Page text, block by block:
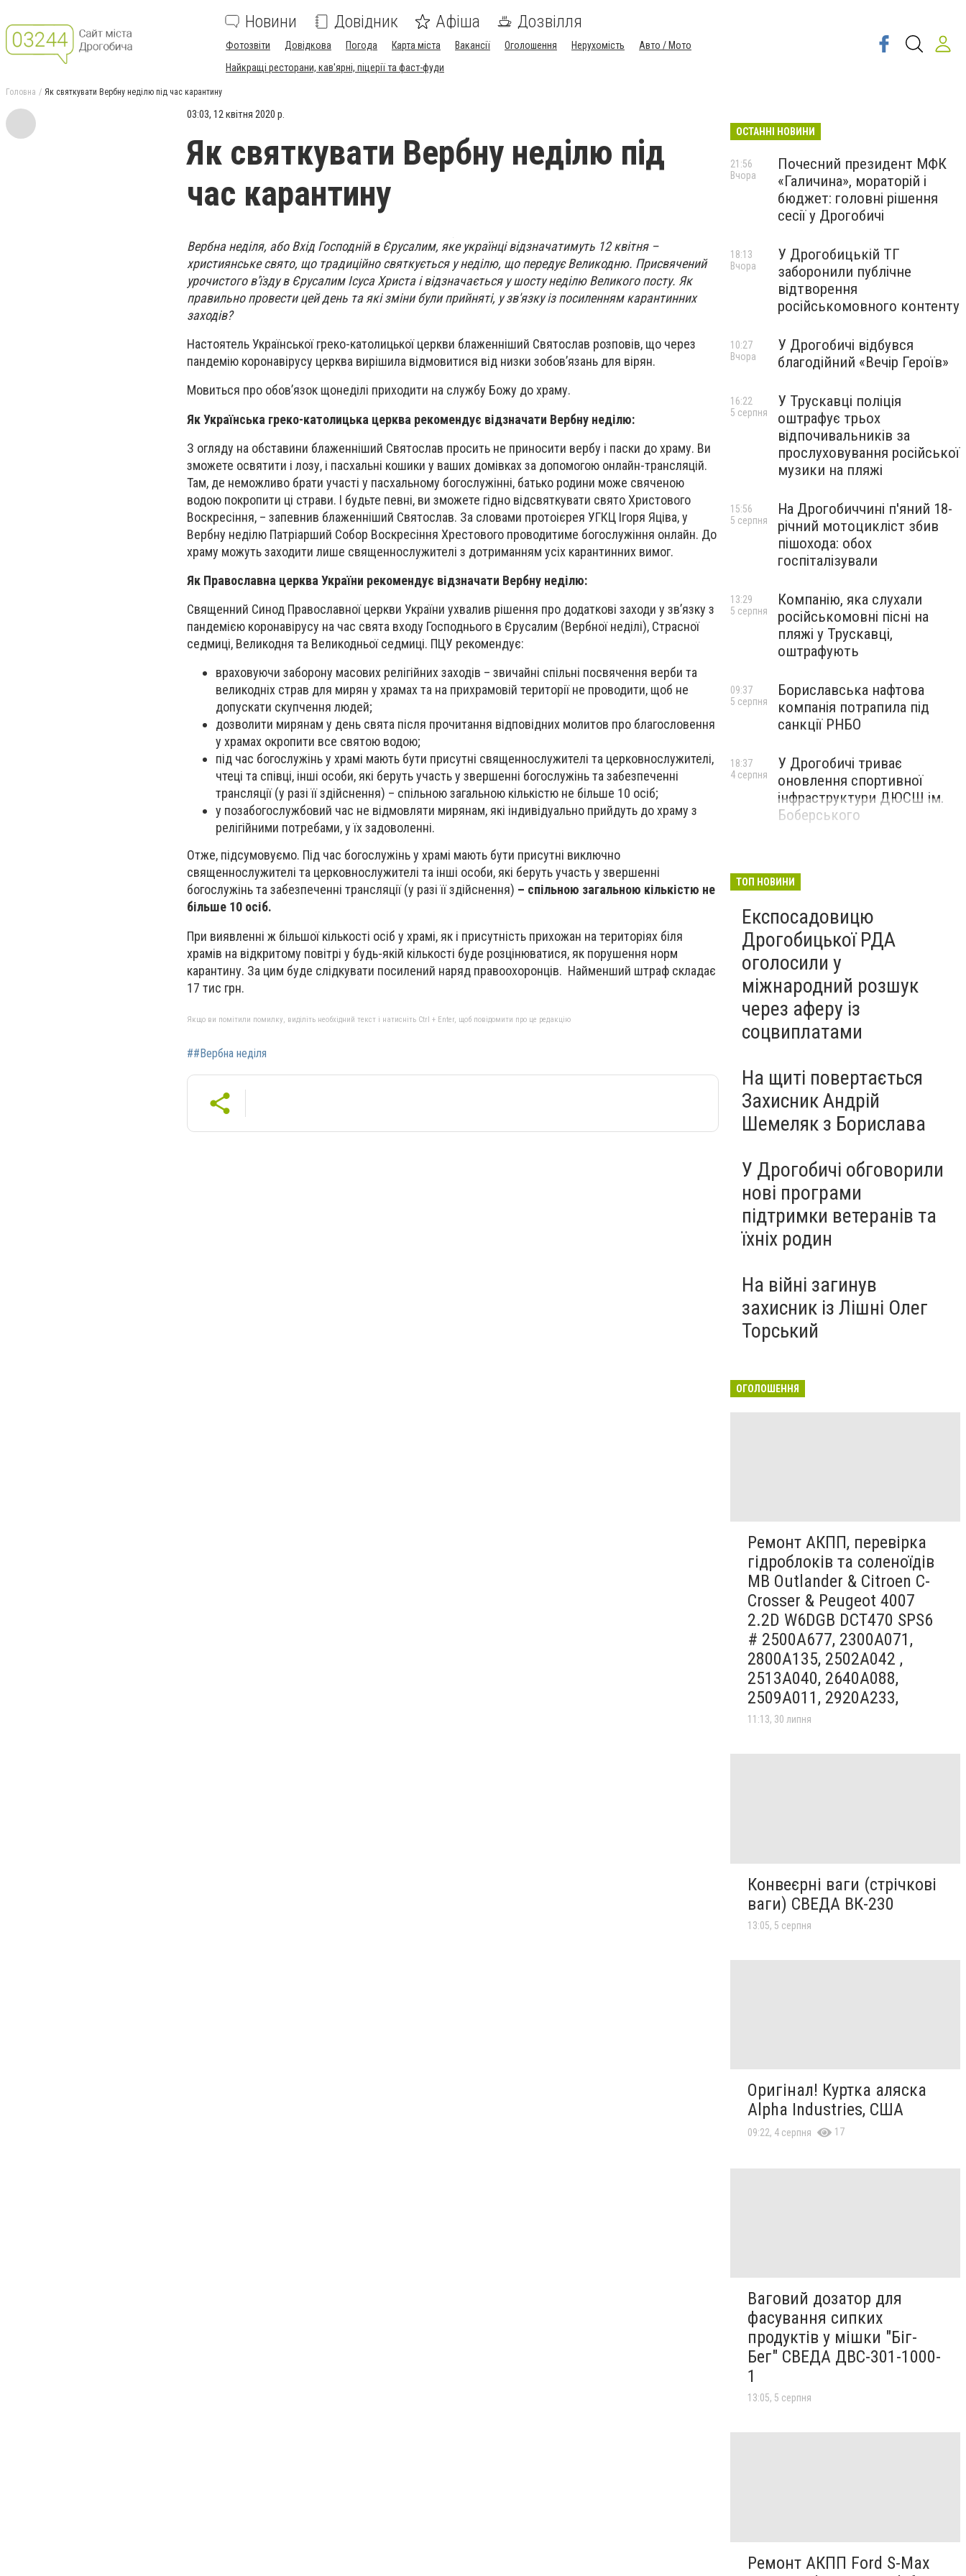
Новини Довідник Афіша Дозвілля
Фотозвіти Довідкова Погода Карта міста Вакансії Оголошення Нерухомість
Авто / Мото
Найкращі ресторани, кав'ярні, піцерії та фаст-фуди
Головна Як святкувати Вербну неділю під час карантину
03:03, 12 квітня 2020 р.
Як святкувати Вербну неділю під
час карантину
Вербна неділя, або Вхід Господній в Єрусалим, яке українці відзначатимуть 12 квітня –
християнське свято, що традиційно святкується у неділю, що передує Великодню. Присвячений
урочистого в'їзду в Єрусалим Ісуса Христа і відзначається у шосту неділю Великого посту. Як
правильно провести цей день та які зміни були прийняті, у зв'язку із посиленням карантинних
заходів?
Настоятель Української греко-католицької церкви блаженніший Святослав розповів, що через
пандемію коронавірусу церква вирішила відмовитися від низки зобов’язань для вірян.
Мовиться про обов’язок щонеділі приходити на службу Божу до храму.
Як Українська греко-католицька церква рекомендує відзначати Вербну неділю:
З огляду на обставини блаженніший Святослав просить не приносити вербу і паски до храму. Ви
зможете освятити і лозу, і пасхальні кошики у ваших домівках за допомогою онлайн-трансляцій.
Там, де неможливо брати участі у пасхальному богослужінні, батько родини може свяченою
водою покропити ці страви. І будьте певні, ви зможете гідно відсвяткувати свято Христового
Воскресіння, – запевнив блаженніший Святослав. За словами протоієрея УГКЦ Ігоря Яціва, у
Вербну неділю Патріарший Собор Воскресіння Хрестового проводитиме богослужіння онлайн. До
храму можуть заходити лише священнослужителі з дотриманням усіх карантинних вимог.
Як Православна церква України рекомендує відзначати Вербну неділю:
Священний Синод Православної церкви України ухвалив рішення про додаткові заходи у зв’язку з
пандемією коронавірусу на час свята входу Господнього в Єрусалим (Вербної неділі), Страсної
седмиці, Великодня та Великодньої седмиці. ПЦУ рекомендує:
враховуючи заборону масових релігійних заходів – звичайні спільні посвячення верби та
великодніх страв для мирян у храмах та на прихрамовій території не проводити, щоб не
допускати скупчення людей;
дозволити мирянам у день свята після прочитання відповідних молитов про благословення
у храмах окропити все святою водою;
під час богослужінь у храмі мають бути присутні священнослужителі та церковнослужителі,
чтеці та співці, інші особи, які беруть участь у звершенні богослужінь та забезпеченні
трансляції (у разі її здійснення) – спільною загальною кількістю не більше 10 осіб;
у позабогослужбовий час не відмовляти мирянам, які індивідуально прийдуть до храму з
релігійними потребами, у їх задоволенні.
Отже, підсумовуємо. Під час богослужінь у храмі мають бути присутні виключно
священнослужителі та церковнослужителі та інші особи, які беруть участь у звершенні
богослужінь та забезпеченні трансляції (у разі її здійснення) – спільною загальною кількістю не
більше 10 осіб.
При виявленні ж більшої кількості осіб у храмі, як і присутність прихожан на територіях біля
храмів на відкритому повітрі у будь-якій кількості буде розцінюватися, як порушення норм
карантину. За цим буде слідкувати посилений наряд правоохоронців. Найменший штраф складає
17 тис грн.
Якщо ви помітили помилку, виділіть необхідний текст і натисніть Ctrl + Enter, щоб повідомити про це редакцію
##Вербна неділя
ОСТАННІ НОВИНИ
Почесний президент МФК
«Галичина», мораторій і
бюджет: головні рішення
сесії у Дрогобичі
21:56
Вчора
У Дрогобицькій ТГ
заборонили публічне
відтворення
російськомовного контенту
18:13
Вчора
У Дрогобичі відбувся
благодійний «Вечір Героїв»
10:27
Вчора
У Трускавці поліція
оштрафує трьох
відпочивальників за
прослуховування російської
музики на пляжі
16:22
5 серпня
На Дрогобиччині п'яний 18-
річний мотоцикліст збив
пішохода: обох
госпіталізували
15:56
5 серпня
Компанію, яка слухали
російськомовні пісні на
пляжі у Трускавці,
оштрафують
13:29
5 серпня
Бориславська нафтова
компанія потрапила під
санкції РНБО
09:37
5 серпня
У Дрогобичі триває
оновлення спортивної
інфраструктури ДЮСШ ім.
Боберського
18:37
4 серпня
ТОП НОВИНИ
Експосадовицю
Дрогобицької РДА
оголосили у
міжнародний розшук
через аферу із
соцвиплатами
На щиті повертається
Захисник Андрій
Шемеляк з Борислава
У Дрогобичі обговорили
нові програми
підтримки ветеранів та
їхніх родин
На війні загинув
захисник із Лішні Олег
Торський
ОГОЛОШЕННЯ
Ремонт АКПП, перевірка
гідроблоків та соленоїдів
MB Outlander & Citroen C-
Crosser & Peugeot 4007
2.2D W6DGB DCT470 SPS6
# 2500A677, 2300A071,
2800A135, 2502A042 ,
2513A040, 2640A088,
2509A011, 2920A233,
11:13, 30 липня
Конвеєрні ваги (стрічкові
ваги) СВЕДА ВК-230
13:05, 5 серпня
Оригінал! Куртка аляска
Alpha Industries, США
09:22, 4 серпня 17
Ваговий дозатор для
фасування сипких
продуктів у мішки "Біг-
Бег" СВЕДА ДВС-301-1000-
1
13:05, 5 серпня
Ремонт АКПП Ford S-Max